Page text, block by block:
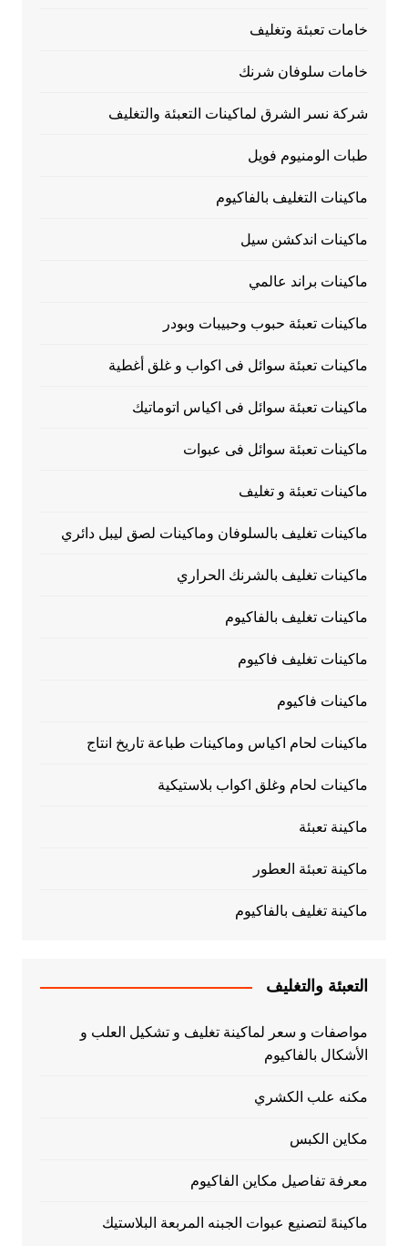
خامات تعبئة وتغليف
خامات سلوفان شرنك
شركة نسر الشرق لماكينات التعبئة والتغليف
طبات الومنيوم فويل
ماكينات التغليف بالفاكيوم
ماكينات اندكشن سيل
ماكينات براند عالمي
ماكينات تعبئة حبوب وحبيبات وبودر
ماكينات تعبئة سوائل فى اكواب و غلق أغطية
ماكينات تعبئة سوائل فى اكياس اتوماتيك
ماكينات تعبئة سوائل فى عبوات
ماكينات تعبئة و تغليف
ماكينات تغليف بالسلوفان وماكينات لصق ليبل دائري
ماكينات تغليف بالشرنك الحراري
ماكينات تغليف بالفاكيوم
ماكينات تغليف فاكيوم
ماكينات فاكيوم
ماكينات لحام اكياس وماكينات طباعة تاريخ انتاج
ماكينات لحام وغلق اكواب بلاستيكية
ماكينة تعبئة
ماكينة تعبئة العطور
ماكينة تغليف بالفاكيوم
التعبئة والتغليف
مواصفات و سعر لماكينة تغليف و تشكيل العلب و
الأشكال بالفاكيوم
مكنه علب الكشري
مكاين الكبس
معرفة تفاصيل مكاين الفاكيوم
ماكينهً لتصنيع عبوات الجبنه المربعة البلاستيك